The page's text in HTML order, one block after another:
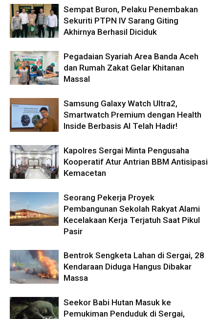
Sempat Buron, Pelaku Penembakan
Sekuriti PTPN IV Sarang Giting
Akhirnya Berhasil Diciduk
Pegadaian Syariah Area Banda Aceh
dan Rumah Zakat Gelar Khitanan
Massal
Samsung Galaxy Watch Ultra2,
Smartwatch Premium dengan Health
Inside Berbasis AI Telah Hadir!
Kapolres Sergai Minta Pengusaha
Kooperatif Atur Antrian BBM Antisipasi
Kemacetan
Seorang Pekerja Proyek
Pembangunan Sekolah Rakyat Alami
Kecelakaan Kerja Terjatuh Saat Pikul
Pasir
Bentrok Sengketa Lahan di Sergai, 28
Kendaraan Diduga Hangus Dibakar
Massa
Seekor Babi Hutan Masuk ke
Pemukiman Penduduk di Sergai,